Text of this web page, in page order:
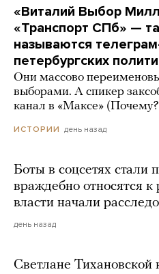
«Виталий Выбор
«Транспорт СПб» —
называются
петербургских
Они массово
выборами. А спикер
канал в «Максе»
ИСТОРИИ день назад
Боты в соцсетях стали
враждебно относятся
власти начали
день назад
Светлане Тихановской